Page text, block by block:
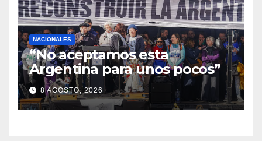
NACIONALES
“No aceptamos esta
Argentina para unos pocos”
8 AGOSTO, 2026